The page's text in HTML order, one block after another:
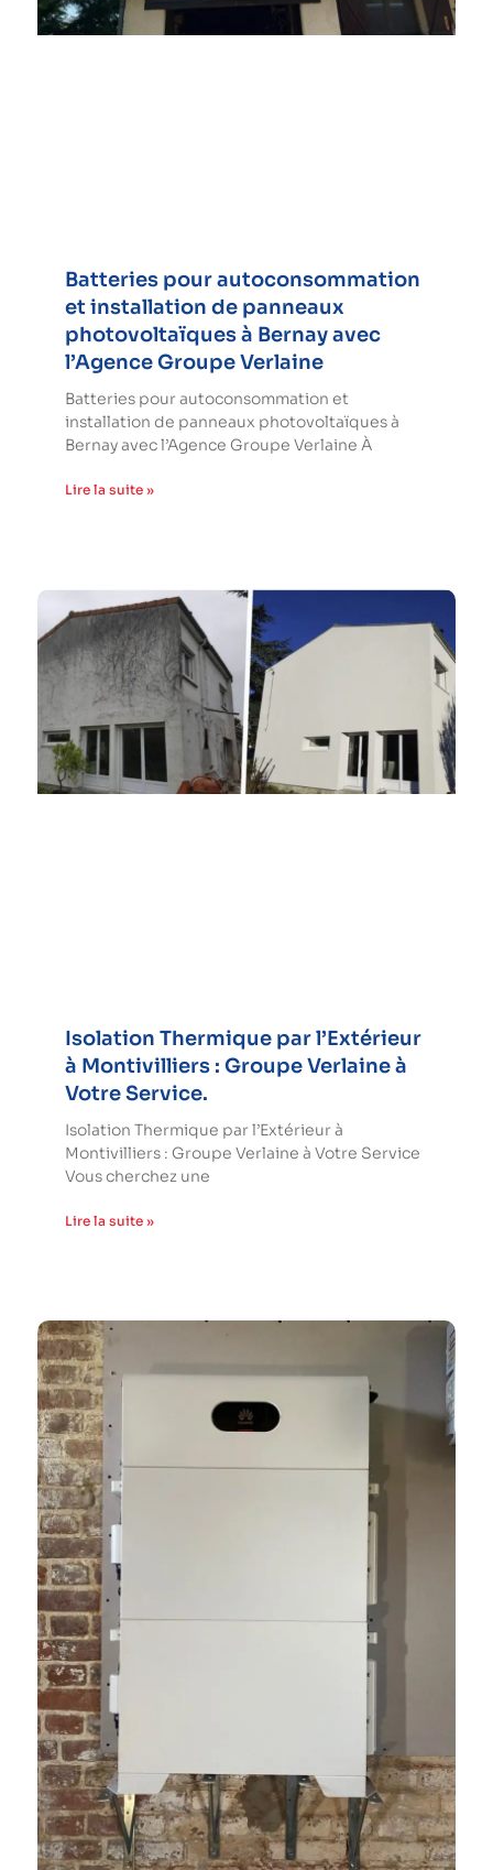
Batteries pour autoconsommation
et installation de panneaux
photovoltaïques à Bernay avec
l’Agence Groupe Verlaine
Batteries pour autoconsommation et
installation de panneaux photovoltaïques à
Bernay avec l’Agence Groupe Verlaine À
Lire la suite »
Isolation Thermique par l’Extérieur
à Montivilliers : Groupe Verlaine à
Votre Service.
Isolation Thermique par l’Extérieur à
Montivilliers : Groupe Verlaine à Votre Service
Vous cherchez une
Lire la suite »